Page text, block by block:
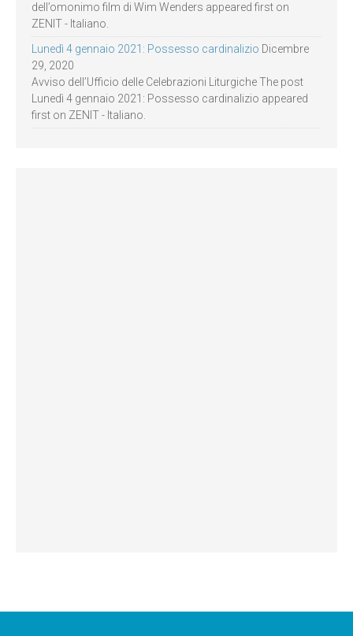
dell’omonimo film di Wim Wenders appeared first on
ZENIT - Italiano.
Lunedì 4 gennaio 2021: Possesso cardinalizio Dicembre
29, 2020
Avviso dell’Ufficio delle Celebrazioni Liturgiche The post
Lunedì 4 gennaio 2021: Possesso cardinalizio appeared
first on ZENIT - Italiano.